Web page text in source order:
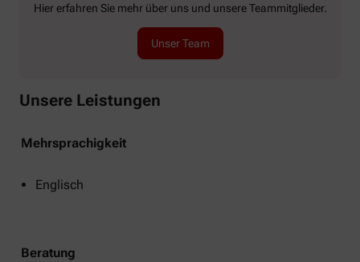
Hier erfahren Sie mehr über uns und unsere Teammitglieder.
Unser Team
Unsere Leistungen
Mehrsprachigkeit
Englisch
Beratung